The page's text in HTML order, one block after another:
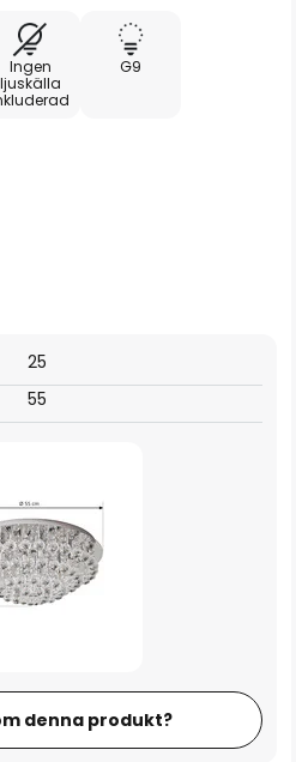
Ingen
ljuskälla
G9
25
55
denna produkt?